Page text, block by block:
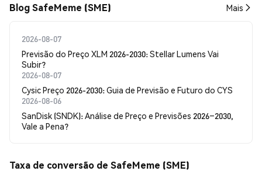
Blog SafeMeme (SME) Mais
2026-08-07
Previsão do Preço XLM 2026-2030: Stellar Lumens Vai
Subir?
2026-08-07
Cysic Preço 2026-2030: Guia de Previsão e Futuro do CYS
2026-08-06
SanDisk (SNDK): Análise de Preço e Previsões 2026–2030,
Vale a Pena?
Taxa de conversão de SafeMeme (SME)